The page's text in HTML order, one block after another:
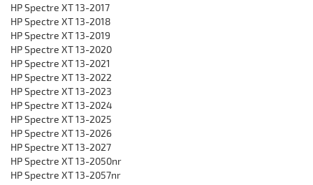
HP Spectre XT 13-2017
HP Spectre XT 13-2018
HP Spectre XT 13-2019
HP Spectre XT 13-2020
HP Spectre XT 13-2021
HP Spectre XT 13-2022
HP Spectre XT 13-2023
HP Spectre XT 13-2024
HP Spectre XT 13-2025
HP Spectre XT 13-2026
HP Spectre XT 13-2027
HP Spectre XT 13-2050nr
HP Spectre XT 13-2057nr